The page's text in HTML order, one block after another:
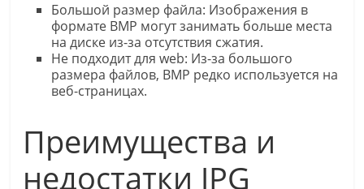
Большой размер файла: Изображения в
формате BMP могут занимать больше места
на диске из-за отсутствия сжатия.
Не подходит для web: Из-за большого
размера файлов, BMP редко используется на
веб-страницах.
Преимущества и
недостатки JPG